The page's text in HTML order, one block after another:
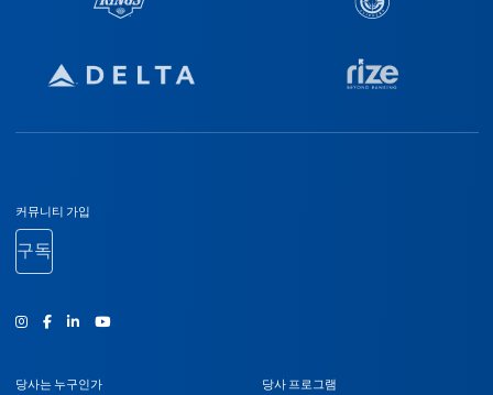
바닥글 탐색
커뮤니티 가입
구독
인스타그램
Facebook유튜브
당사는 누구인가 당사 프로그램